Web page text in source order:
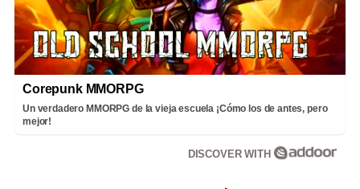
Corepunk MMORPG
Un verdadero MMORPG de la vieja escuela ¡Cómo los de antes, pero
mejor!
DISCOVER WITH